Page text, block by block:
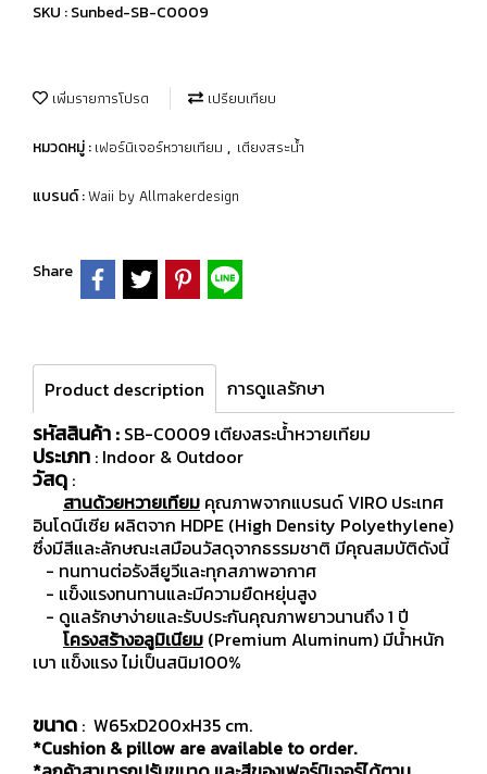
SKU : Sunbed-SB-C0009
เพิ่มรายการโปรด เปรียบเทียบ
หมวดหมู่ :เฟอร์นิเจอร์หวายเทียม , เตียงสระน้ำ
แบรนด์ :Waii by Allmakerdesign
Share
Product description การดูแลรักษา
รหัสสินค้า : SB-C0009 เตียงสระน้ำหวายเทียม
ประเภท : Indoor & Outdoor
วัสดุ :
สานด้วยหวายเทียม คุณภาพจากแบรนด์ VIRO ประเทศ
อินโดนีเซีย ผลิตจาก HDPE (High Density Polyethylene)
ซึ่งมีสีและลักษณะเสมือนวัสดุจากธรรมชาติ มีคุณสมบัติดังนี้
- ทนทานต่อรังสียูวีและทุกสภาพอากาศ
- แข็งแรงทนทานและมีความยืดหยุ่นสูง
- ดูแลรักษาง่ายและรับประกันคุณภาพยาวนานถึง 1 ปี
โครงสร้างอลูมิเนียม (Premium Aluminum) มีน้ำหนัก
เบา แข็งแรง ไม่เป็นสนิม100%
ขนาด : W65xD200xH35 cm.
*Cushion & pillow are available to order.